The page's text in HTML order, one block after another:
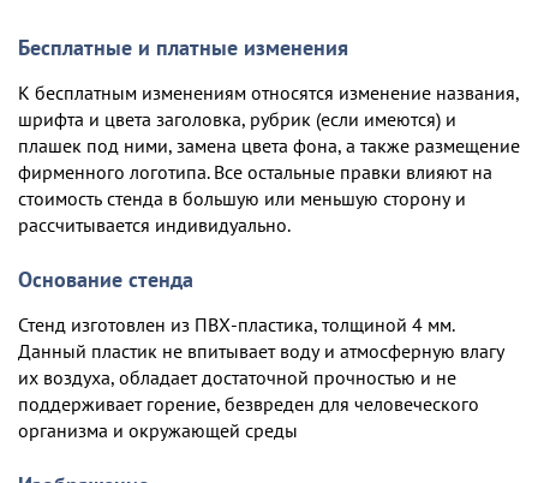
Бесплатные и платные изменения
К бесплатным изменениям относятся изменение названия,
шрифта и цвета заголовка, рубрик (если имеются) и
плашек под ними, замена цвета фона, а также размещение
фирменного логотипа. Все остальные правки влияют на
стоимость стенда в большую или меньшую сторону и
рассчитывается индивидуально.
Основание стенда
Стенд изготовлен из ПВХ-пластика, толщиной 4 мм.
Данный пластик не впитывает воду и атмосферную влагу
их воздуха, обладает достаточной прочностью и не
поддерживает горение, безвреден для человеческого
организма и окружающей среды